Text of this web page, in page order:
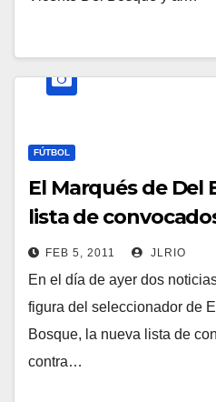
FÚTBOL
El Marqués de Del
lista de
Colombia
FEB 5, 2011 JLRIO
En el día de ayer dos
figura del seleccionador de
Bosque, la nueva lista de
contra…